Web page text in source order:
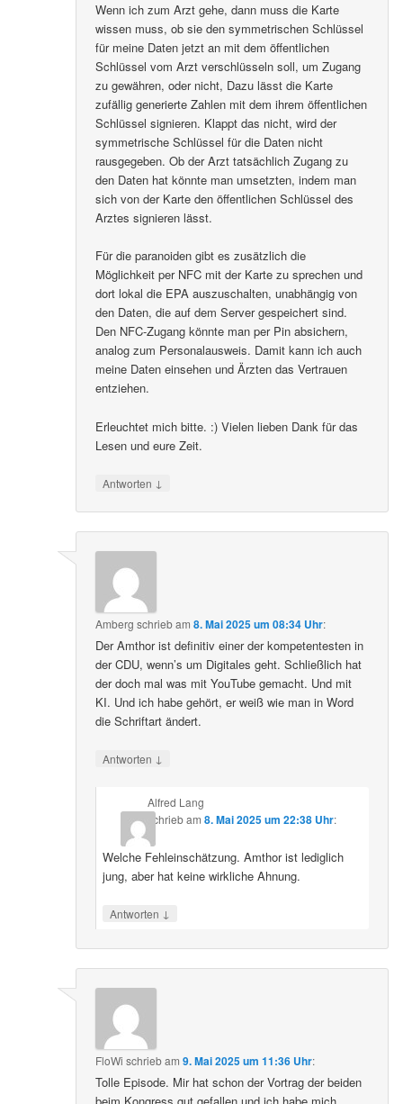
Wenn ich zum Arzt gehe, dann muss die Karte
wissen muss, ob sie den symmetrischen Schlüssel
für meine Daten jetzt an mit dem öffentlichen
Schlüssel vom Arzt verschlüsseln soll, um Zugang
zu gewähren, oder nicht, Dazu lässt die Karte
zufällig generierte Zahlen mit dem ihrem öffentlichen
Schlüssel signieren. Klappt das nicht, wird der
symmetrische Schlüssel für die Daten nicht
rausgegeben. Ob der Arzt tatsächlich Zugang zu
den Daten hat könnte man umsetzten, indem man
sich von der Karte den öffentlichen Schlüssel des
Arztes signieren lässt.
Für die paranoiden gibt es zusätzlich die
Möglichkeit per NFC mit der Karte zu sprechen und
dort lokal die EPA auszuschalten, unabhängig von
den Daten, die auf dem Server gespeichert sind.
Den NFC-Zugang könnte man per Pin absichern,
analog zum Personalausweis. Damit kann ich auch
meine Daten einsehen und Ärzten das Vertrauen
entziehen.
Erleuchtet mich bitte. :) Vielen lieben Dank für das
Lesen und eure Zeit.
Antworten ↓
Amberg schriebam8. Mai 2025 um 08:34 Uhr:
Der Amthor ist definitiv einer der kompetentesten in
der CDU, wenn’s um Digitales geht. Schließlich hat
der doch mal was mit YouTube gemacht. Und mit
KI. Und ich habe gehört, er weiß wie man in Word
die Schriftart ändert.
Antworten ↓
Alfred Lang
schriebam 8. Mai 2025 um 22:38 Uhr:
Welche Fehleinschätzung. Amthor ist lediglich
jung, aber hat keine wirkliche Ahnung.
Antworten ↓
FloWi schriebam9. Mai 2025 um 11:36 Uhr:
Tolle Episode. Mir hat schon der Vortrag der beiden